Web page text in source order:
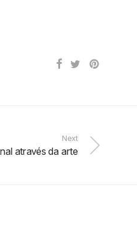
Next
através da arte